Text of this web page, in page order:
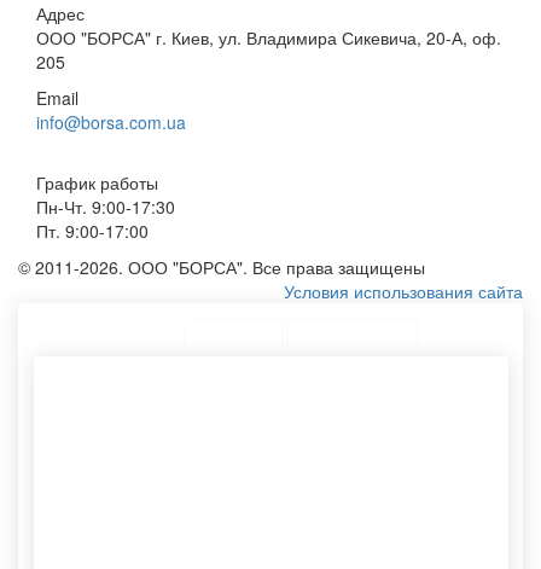
Адрес
ООО "БОРСА" г. Киев, ул. Владимира Сикевича, 20-А, оф.
205
Email
info@borsa.com.ua
График работы
Пн-Чт. 9:00-17:30
Пт. 9:00-17:00
© 2011-2026. ООО "БОРСА". Все права защищены
Условия использования сайта